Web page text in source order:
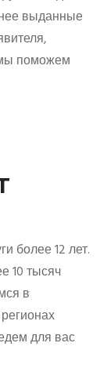
выданные
поможем
более 12 лет.
10 тысяч
в
для вас